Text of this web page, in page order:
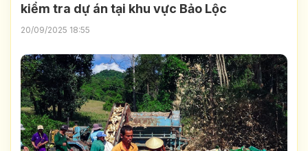
kiểm tra dự án tại khu vực Bảo Lộc
20/09/2025 18:55